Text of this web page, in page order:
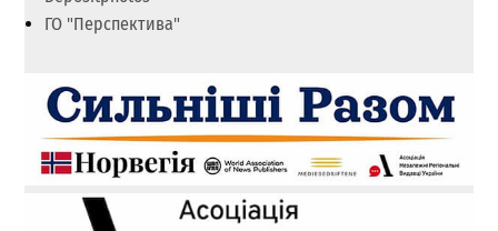
ГО "Перспектива"